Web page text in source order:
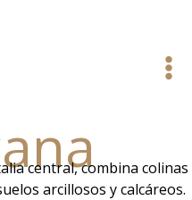
central, combina colinas
arcillosos y calcáreos.